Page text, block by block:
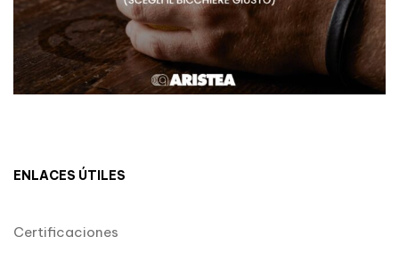
ENLACES ÚTILES
Certificaciones